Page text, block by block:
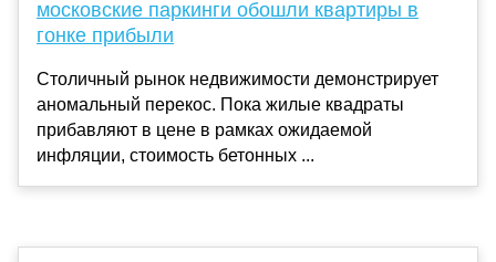
московские паркинги обошли квартиры в
гонке прибыли
Столичный рынок недвижимости демонстрирует
аномальный перекос. Пока жилые квадраты
прибавляют в цене в рамках ожидаемой
инфляции, стоимость бетонных ...